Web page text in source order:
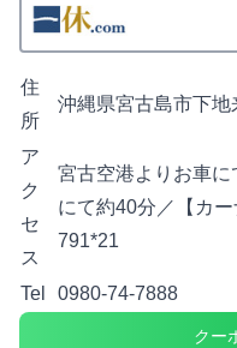
住
所
沖縄県宮古島市下地
ア
ク
セ
ス
宮古空港よりお車
にて約40分／【カ
791*21
Tel 0980-74-7888
クー